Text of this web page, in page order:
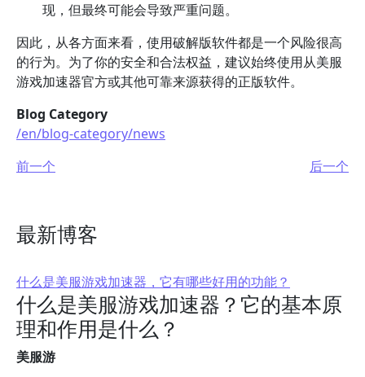
现，但最终可能会导致严重问题。
因此，从各方面来看，使用破解版软件都是一个风险很高
的行为。为了你的安全和合法权益，建议始终使用从美服
游戏加速器官方或其他可靠来源获得的正版软件。
Blog Category
/en/blog-category/news
前一个
后一个
最新博客
什么是美服游戏加速器，它有哪些好用的功能？
什么是美服游戏加速器？它的基本原
理和作用是什么？
美服游